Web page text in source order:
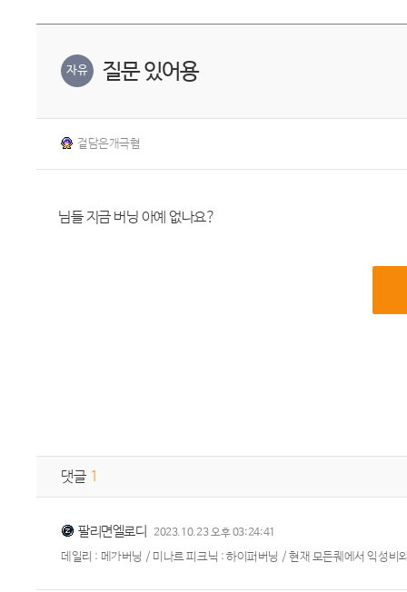
자유 질문 있어용
겉담은개극혐
님들 지금 버닝 아예 없나요?
댓글 1
팔리면엘로디 2023.10.23 오후 03:24:41
데일리 : 메가버닝 / 미나르 피크닉 : 하이퍼버닝 / 현재 모든퀘에서 익성